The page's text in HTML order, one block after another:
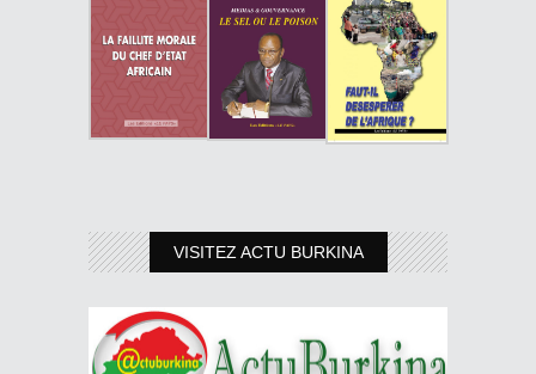
VISITEZ ACTU BURKINA